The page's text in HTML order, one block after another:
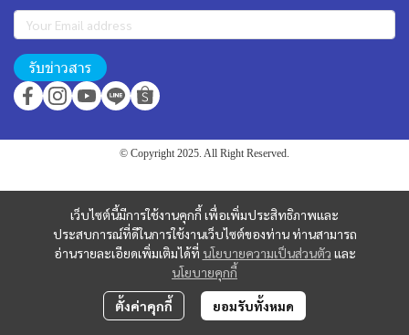
เว็บไซต์นี้มีการใช้งานคุกกี้ เพื่อเพิ่มประสิทธิภาพและ
ประสบการณ์ที่ดีในการใช้งานเว็บไซต์ของท่าน ท่านสามารถ
อ่านรายละเอียดเพิ่มเติมได้ที่ นโยบายความเป็นส่วนตัว และ
นโยบายคุกกี้
ตั้งค่าคุกกี้ ยอมรับทั้งหมด
รับข่าวสาร
© Copyright 2025. All Right Reserved.